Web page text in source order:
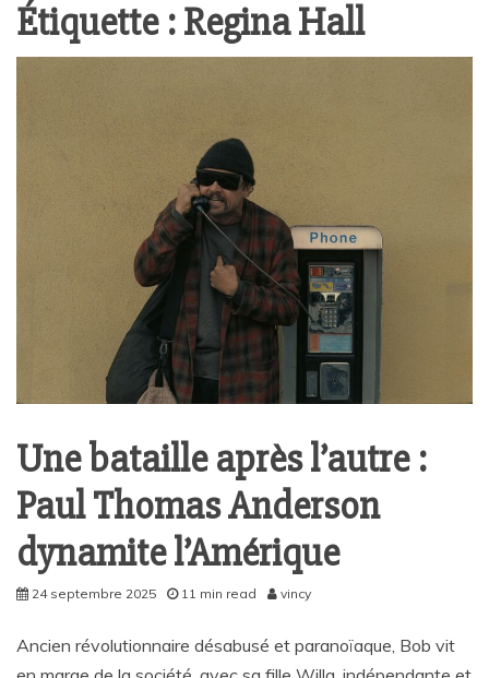
Étiquette :Regina Hall
Une bataille après l’autre :
Paul Thomas Anderson
dynamite l’Amérique
24 septembre 2025 11 min read vincy
Ancien révolutionnaire désabusé et paranoïaque, Bob vit